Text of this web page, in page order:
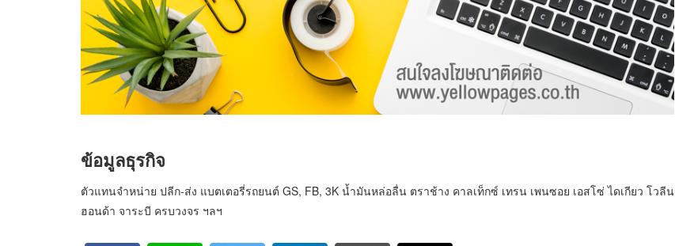
ข้อมูลธุรกิจ
ตัวแทนจำหน่าย ปลีก-ส่ง แบตเตอรี่รถยนต์ GS, FB, 3K น้ำมันหล่อลื่น ตราช้าง คาลเท็กซ์ เทรน เพนซอย เอสโซ่ ไดเกียว โวลีน
ฮอนด้า จาระบี ครบวงจร ฯลฯ